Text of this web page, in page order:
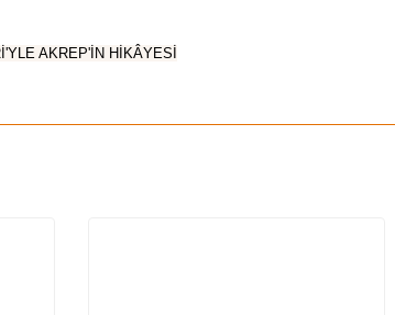
AKREP'İN HİKÂYESİ